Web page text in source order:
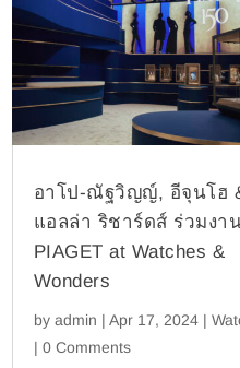
อาโป-ณัฐวิญญ์, อีจุนโฮ
แอลล่า ริชาร์ดส์ ร่วมงา
PIAGET at Watches &
Wonders
by admin | Apr 17, 2024|
| 0 Comments